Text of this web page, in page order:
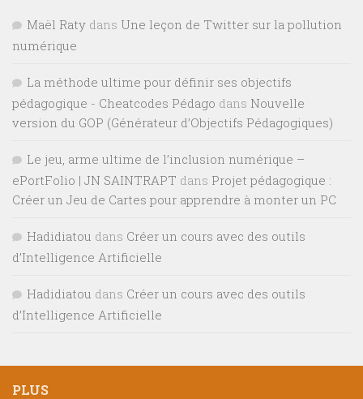
Maël Raty dans Une leçon de Twitter sur la pollution
numérique
La méthode ultime pour définir ses objectifs
pédagogique - Cheatcodes Pédago dans Nouvelle
version du GOP (Générateur d’Objectifs Pédagogiques)
Le jeu, arme ultime de l’inclusion numérique –
ePortFolio | JN SAINTRAPT dans Projet pédagogique :
Créer un Jeu de Cartes pour apprendre à monter un PC
Hadidiatou dans Créer un cours avec des outils
d’Intelligence Artificielle
Hadidiatou dans Créer un cours avec des outils
d’Intelligence Artificielle
PLUS